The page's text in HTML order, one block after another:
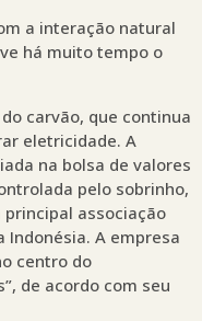
a interação natural
há muito tempo o
carvão, que continua
eletricidade. A
na bolsa de valores
pelo sobrinho,
associação
Indonésia. A empresa
centro do
de acordo com seu